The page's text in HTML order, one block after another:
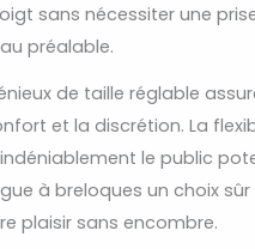
sans nécessiter une
préalable.
de taille réglable
et la discrétion. La
le public
à breloques un choix sûr
plaisir sans encombre.